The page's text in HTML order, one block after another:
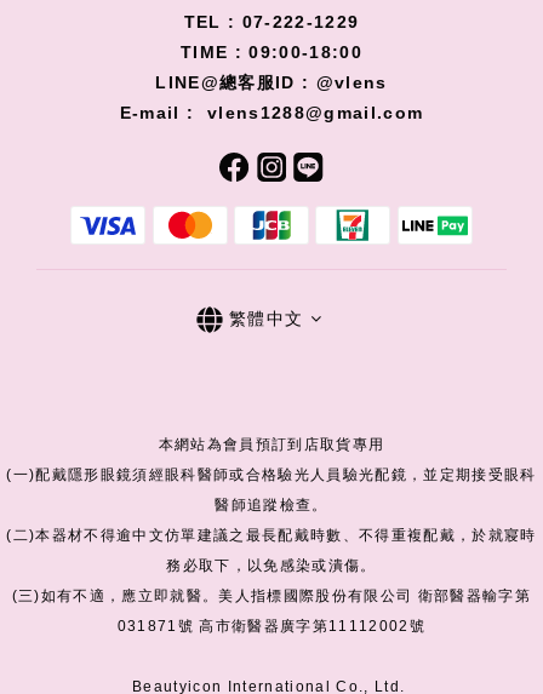
TEL : 07-222-1229
TIME : 09:00-18:00
LINE@總客服ID : @vlens
E-mail : vlens1288@gmail.com
繁體中文
本網站為會員預訂到店取貨專用
(一)配戴隱形眼鏡須經眼科醫師或合格驗光人員驗光配鏡，並定期接受眼科
醫師追蹤檢查。
(二)本器材不得逾中文仿單建議之最長配戴時數、不得重複配戴，於就寢時
務必取下，以免感染或潰傷。
(三)如有不適，應立即就醫。美人指標國際股份有限公司 衛部醫器輸字第
031871號 高市衛醫器廣字第11112002號
Beautyicon International Co., Ltd.